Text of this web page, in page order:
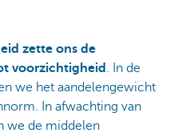
zette ons de
voorzichtigheid . In de
we het aandelengewicht
In afwachting van
we de middelen